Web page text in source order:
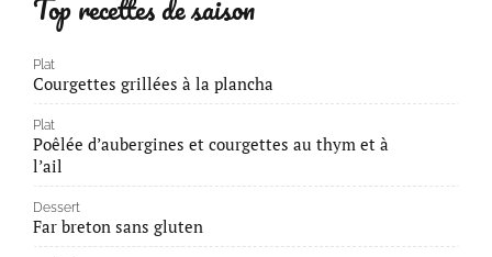
Top recettes de saison
Plat
Courgettes grillées à la plancha
Plat
Poêlée d’aubergines et courgettes au thym et à
l’ail
Dessert
Far breton sans gluten